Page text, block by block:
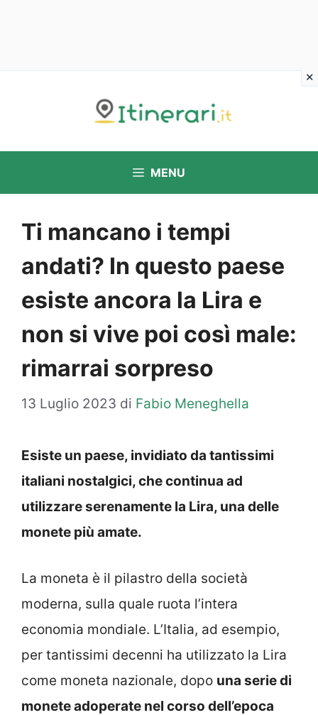
MENU
Ti mancano i tempi
andati? In questo paese
esiste ancora la Lira e
non si vive poi così male:
rimarrai sorpreso
13 Luglio 2023 di Fabio Meneghella
Esiste un paese, invidiato da tantissimi
italiani nostalgici, che continua ad
utilizzare serenamente la Lira, una delle
monete più amate.
La moneta è il pilastro della società
moderna, sulla quale ruota l’intera
economia mondiale. L’Italia, ad esempio,
per tantissimi decenni ha utilizzato la Lira
come moneta nazionale, dopo una serie di
monete adoperate nel corso dell’epoca